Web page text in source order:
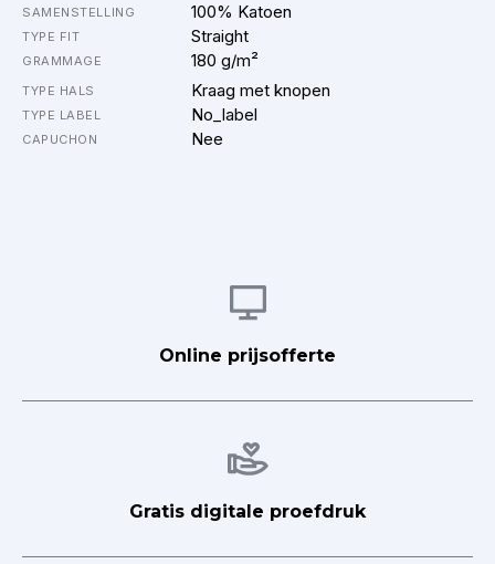
SAMENSTELLING 100% Katoen
TYPE FIT Straight
GRAMMAGE 180 g/m²
TYPE HALS Kraag met knopen
TYPE LABEL No_label
CAPUCHON Nee
Online prijsofferte
Afbeelding
Gratis digitale proefdruk